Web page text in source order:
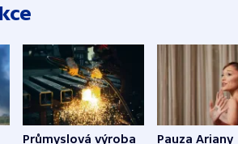
Průmyslová výroba
Pauza Ariany